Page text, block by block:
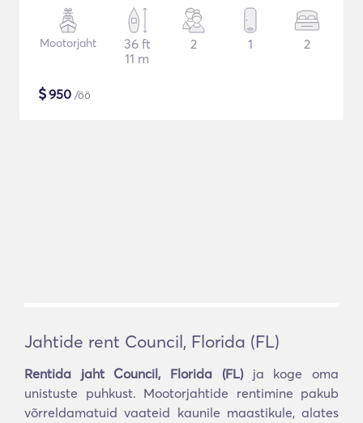
Mootorjaht
36 ft
11 m
2 1 2
$950 /öö
Jahtide rent Council, Florida (FL)
Rentida jaht Council, Florida (FL)ja koge oma
unistuste puhkust. Mootorjahtide rentimine pakub
võrreldamatuid vaateid kaunile maastikule, alates